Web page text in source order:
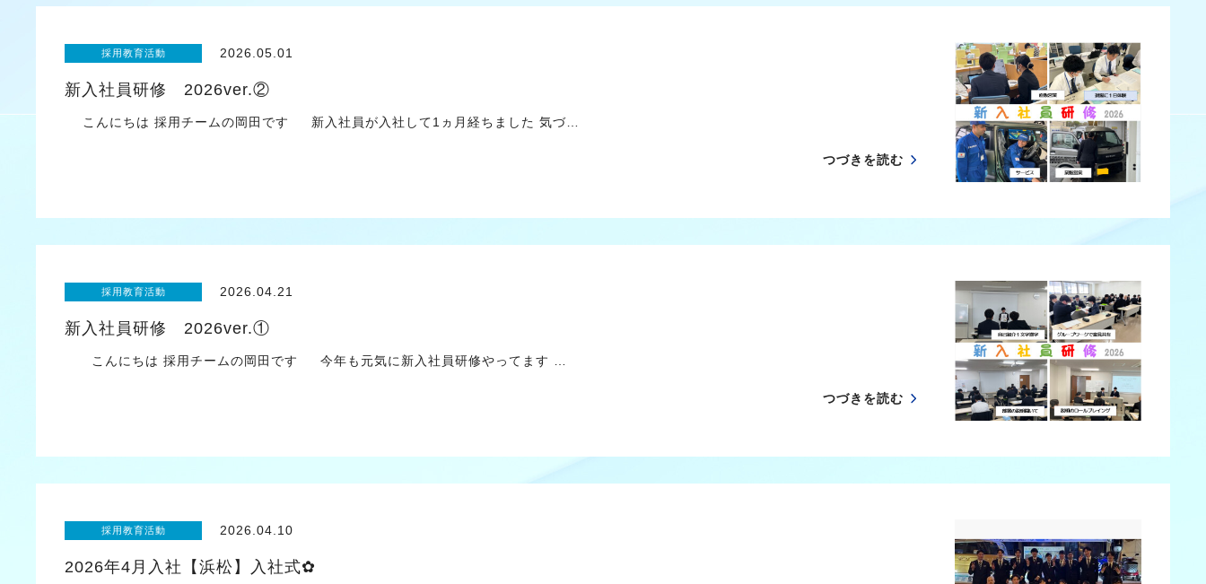
採用教育活動 2026.05.01
新入社員研修 2026ver.②
こんにちは 採用チームの岡田です 新入社員が入社して1ヵ月経ちました 気づ…
つづきを読む
採用教育活動 2026.04.21
新入社員研修 2026ver.①
こんにちは 採用チームの岡田です 今年も元気に新入社員研修やってます …
つづきを読む
採用教育活動 2026.04.10
2026年4月入社【浜松】入社式✿